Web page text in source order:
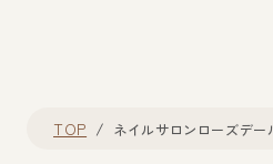
TOP ネイルサロンローズデー